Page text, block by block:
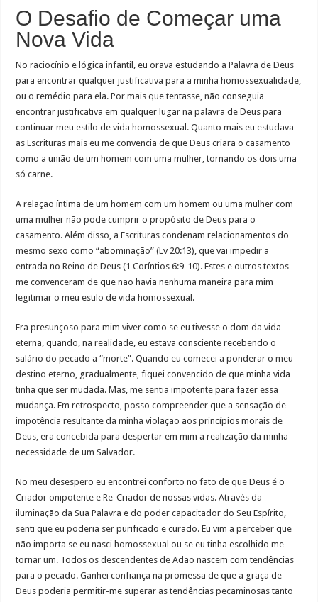
O Desafio de Começar uma
Nova Vida
No raciocínio e lógica infantil, eu orava estudando a Palavra de Deus
para encontrar qualquer justificativa para a minha homossexualidade,
ou o remédio para ela. Por mais que tentasse, não conseguia
encontrar justificativa em qualquer lugar na palavra de Deus para
continuar meu estilo de vida homossexual. Quanto mais eu estudava
as Escrituras mais eu me convencia de que Deus criara o casamento
como a união de um homem com uma mulher, tornando os dois uma
só carne.
A relação íntima de um homem com um homem ou uma mulher com
uma mulher não pode cumprir o propósito de Deus para o
casamento. Além disso, a Escrituras condenam relacionamentos do
mesmo sexo como “abominação” (Lv 20:13), que vai impedir a
entrada no Reino de Deus (1 Coríntios 6:9-10). Estes e outros textos
me convenceram de que não havia nenhuma maneira para mim
legitimar o meu estilo de vida homossexual.
Era presunçoso para mim viver como se eu tivesse o dom da vida
eterna, quando, na realidade, eu estava consciente recebendo o
salário do pecado a “morte”. Quando eu comecei a ponderar o meu
destino eterno, gradualmente, fiquei convencido de que minha vida
tinha que ser mudada. Mas, me sentia impotente para fazer essa
mudança. Em retrospecto, posso compreender que a sensação de
impotência resultante da minha violação aos princípios morais de
Deus, era concebida para despertar em mim a realização da minha
necessidade de um Salvador.
No meu desespero eu encontrei conforto no fato de que Deus é o
Criador onipotente e Re-Criador de nossas vidas. Através da
iluminação da Sua Palavra e do poder capacitador do Seu Espírito,
senti que eu poderia ser purificado e curado. Eu vim a perceber que
não importa se eu nasci homossexual ou se eu tinha escolhido me
tornar um. Todos os descendentes de Adão nascem com tendências
para o pecado. Ganhei confiança na promessa de que a graça de
Deus poderia permitir-me superar as tendências pecaminosas tanto